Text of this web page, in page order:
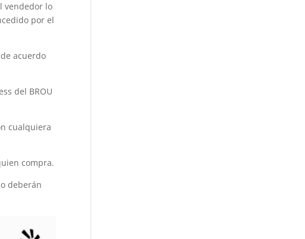
vendedor lo
por el
acuerdo
del BROU
cualquiera
compra.
deberán